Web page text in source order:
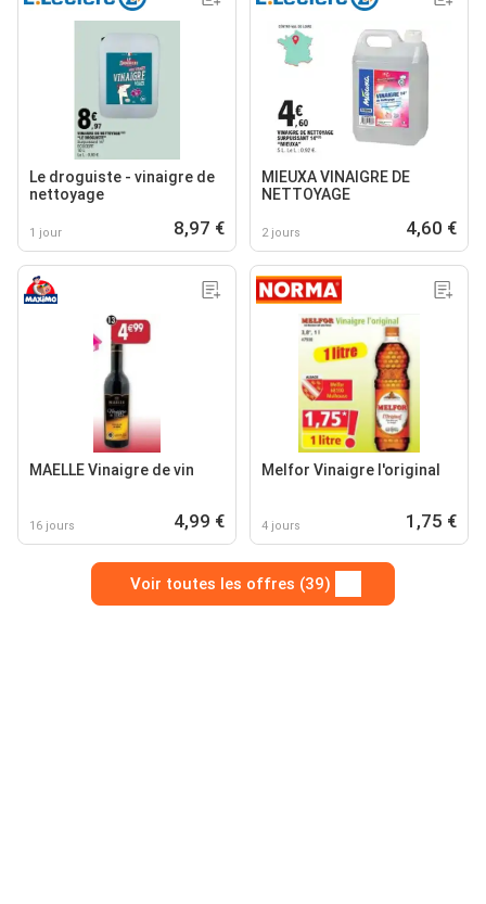
Le droguiste - vinaigre de
nettoyage
1 jour 8,97 €
MIEUXA VINAIGRE DE
NETTOYAGE
2 jours 4,60 €
MAELLE Vinaigre de vin
16 jours 4,99 €
Melfor Vinaigre l'original
4 jours 1,75 €
Voir toutes les offres (39)